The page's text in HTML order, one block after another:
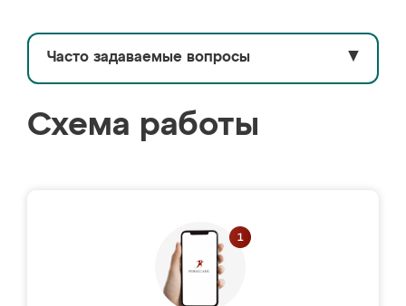
Часто задаваемые вопросы ▼
Схема работы